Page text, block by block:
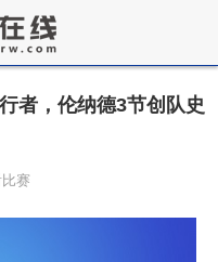
者，伦纳德3节创队史
赛